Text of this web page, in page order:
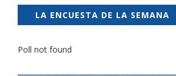
LA ENCUESTA DE LA SEMANA
Poll not found